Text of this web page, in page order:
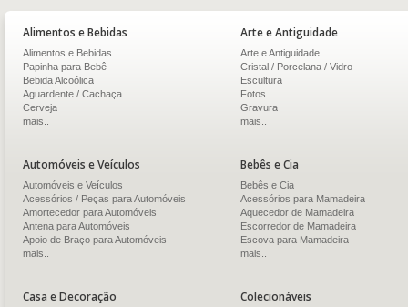
Alimentos e Bebidas
Alimentos e Bebidas
Papinha para Bebê
Bebida Alcoólica
Aguardente / Cachaça
Cerveja
mais..
Arte e Antiguidade
Arte e Antiguidade
Cristal / Porcelana / Vidro
Escultura
Fotos
Gravura
mais..
Automóveis e Veículos
Automóveis e Veículos
Acessórios / Peças para Automóveis
Amortecedor para Automóveis
Antena para Automóveis
Apoio de Braço para Automóveis
mais..
Bebês e Cia
Bebês e Cia
Acessórios para Mamadeira
Aquecedor de Mamadeira
Escorredor de Mamadeira
Escova para Mamadeira
mais..
Casa e Decoração Colecionáveis